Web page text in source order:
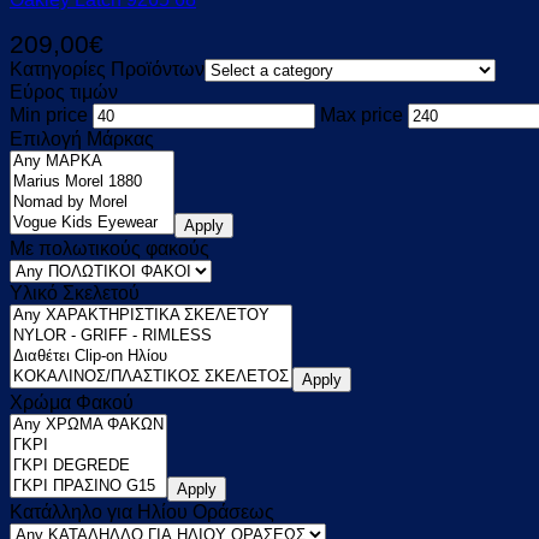
209,00€
Κατηγορίες Προϊόντων
Εύρος τιμών
Min price
Max price
Επιλογή Μάρκας
Apply
Με πολωτικούς φακούς
Υλικό Σκελετού
Apply
Χρώμα Φακού
Apply
Κατάλληλο για Ηλίου Οράσεως